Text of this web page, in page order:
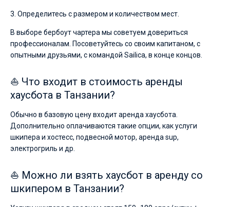
3. Определитесь с размером и количеством мест.
В выборе бербоут чартера мы советуем довериться
профессионалам. Посоветуйтесь со своим капитаном, с
опытными друзьями, с командой Sailica, в конце концов.
⛵ Что входит в стоимость аренды
хаусбота в Танзании?
Обычно в базовую цену входит аренда хаусбота.
Дополнительно оплачиваются такие опции, как услуги
шкипера и хостесс, подвесной мотор, аренда sup,
электрогриль и др.
⛵ Можно ли взять хаусбот в аренду со
шкипером в Танзании?